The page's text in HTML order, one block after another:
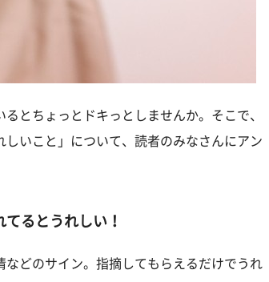
とちょっとドキっとしませんか。そこで、
しいこと」について、読者のみなさんにアン
るとうれしい！
などのサイン。指摘してもらえるだけでうれ